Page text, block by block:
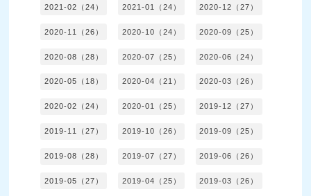
2021-02（24） 2021-01（24） 2020-12（27）
2020-11（26） 2020-10（24） 2020-09（25）
2020-08（28） 2020-07（25） 2020-06（24）
2020-05（18） 2020-04（21） 2020-03（26）
2020-02（24） 2020-01（25） 2019-12（27）
2019-11（27） 2019-10（26） 2019-09（25）
2019-08（28） 2019-07（27） 2019-06（26）
2019-05（27） 2019-04（25） 2019-03（26）